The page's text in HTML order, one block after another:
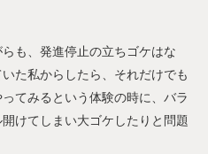
も、発進停止の立ちゴケはな
た私からしたら、それだけでも
てみるという体験の時に、バラ
けてしまい大ゴケしたりと問題